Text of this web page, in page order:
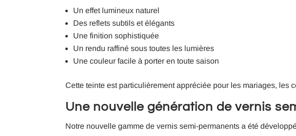
Un effet lumineux naturel
Des reflets subtils et élégants
Une finition sophistiquée
Un rendu raffiné sous toutes les lumières
Une couleur facile à porter en toute saison
Cette teinte est particulièrement appréciée pour les mariages, les
Une nouvelle génération de vernis
Notre nouvelle gamme de vernis semi-permanents a été